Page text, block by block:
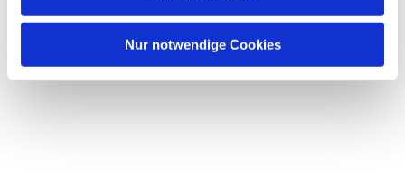
Nur notwendige Cookies